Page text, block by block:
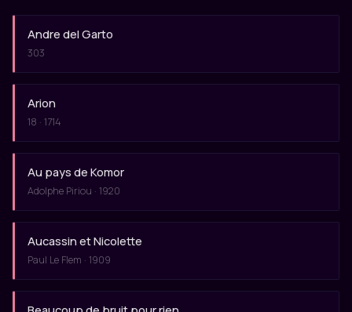
Andre del Garto
303
Arion
18 · 1714
Au pays de Komor
Adolphe Piriou · 1920
Aucassin et Nicolette
Paul Le Flem · 1909